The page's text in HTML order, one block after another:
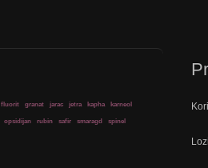
fluorit granat jarac jetra kapha karneol
opsidijan rubin safir smaragd spinel